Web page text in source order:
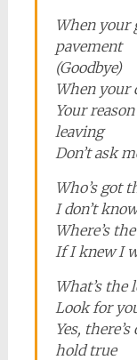
When your
pavement
(Goodbye)
When your
Your
leaving
Don’t ask
Who’s got
I don’t
Where’s
If I knew I
What’s the
Look for
Yes,
hold true